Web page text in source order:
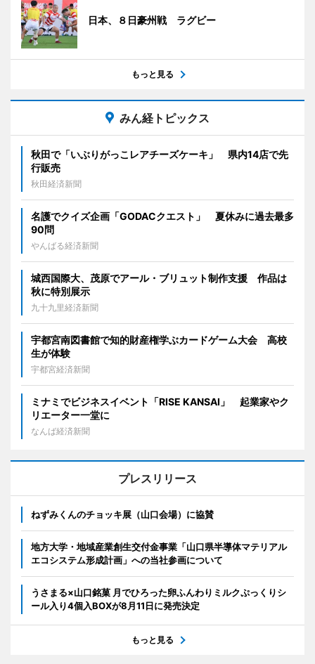
日本、８日豪州戦 ラグビー
もっと見る
みん経トピックス
秋田で「いぶりがっこレアチーズケーキ」 県内14店で先
行販売
秋田経済新聞
名護でクイズ企画「GODACクエスト」 夏休みに過去最多
90問
やんばる経済新聞
城西国際大、茂原でアール・ブリュット制作支援 作品は
秋に特別展示
九十九里経済新聞
宇都宮南図書館で知的財産権学ぶカードゲーム大会 高校
生が体験
宇都宮経済新聞
ミナミでビジネスイベント「RISE KANSAI」 起業家やク
リエーター一堂に
なんば経済新聞
プレスリリース
ねずみくんのチョッキ展（山口会場）に協賛
地方大学・地域産業創生交付金事業「山口県半導体マテリアル
エコシステム形成計画」への当社参画について
うさまる×山口銘菓 月でひろった卵ふんわりミルクぷっくりシ
ール入り4個入BOXが8月11日に発売決定
もっと見る